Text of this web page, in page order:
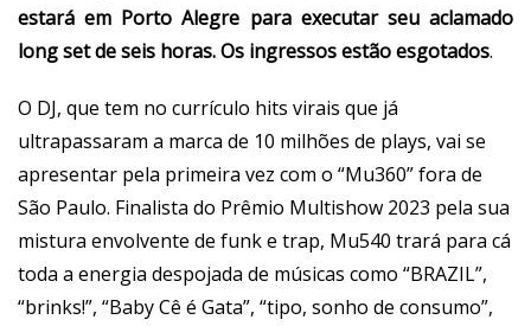
estará em Porto Alegre para executar seu aclamado
long set de seis horas. Os ingressos estão esgotados.
O DJ, que tem no currículo hits virais que já
ultrapassaram a marca de 10 milhões de plays, vai se
apresentar pela primeira vez com o “Mu360” fora de
São Paulo. Finalista do Prêmio Multishow 2023 pela sua
mistura envolvente de funk e trap, Mu540 trará para cá
toda a energia despojada de músicas como “BRAZIL”,
“brinks!”, “Baby Cê é Gata”, “tipo, sonho de consumo”,